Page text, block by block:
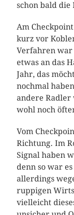
schon bald die
Am
kurz vor
Verfahren
etwas an das
Jahr, das
nochmal
andere Radler
wohl noch
Vom
Richtung. Im
Signal haben
denn so war
allerdings
ruppigen
vielleicht